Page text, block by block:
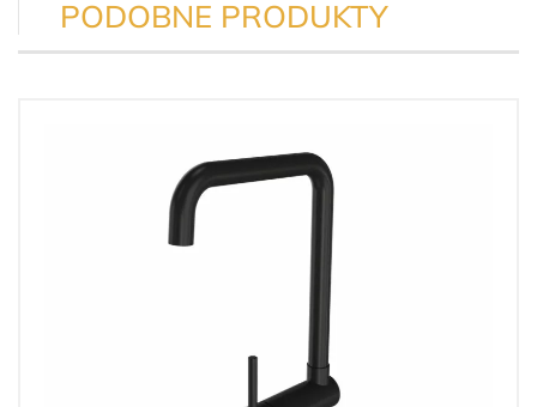
PODOBNE PRODUKTY